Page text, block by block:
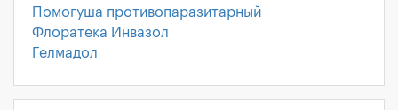
Помогуша противопаразитарный
Флоратека Инвазол
Гелмадол